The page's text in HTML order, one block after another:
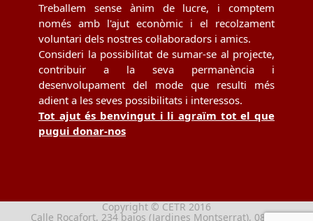
Treballem sense ànim de lucre, i comptem
només amb l'ajut econòmic i el recolzament
voluntari dels nostres col·laboradors i amics.
Consideri la possibilitat de sumar-se al projecte,
contribuir a la seva permanència i
desenvolupament del mode que resulti més
adient a les seves possibilitats i interessos.
Tot ajut és benvingut i li agraïm tot el que
pugui donar-nos
Copyright © CETR 2016
Calle Rocafort, 234 bajos (Jardines Montserrat), 08029